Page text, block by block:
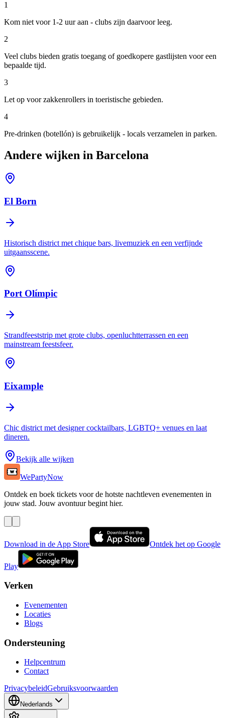
1
Kom niet voor 1-2 uur aan - clubs zijn daarvoor leeg.
2
Veel clubs bieden gratis toegang of goedkopere gastlijsten voor een
bepaalde tijd.
3
Let op voor zakkenrollers in toeristische gebieden.
4
Pre-drinken (botellón) is gebruikelijk - locals verzamelen in parken.
Andere wijken in Barcelona
El Born
Historisch district met chique bars, livemuziek en een verfijnde
uitgaansscene.
Port Olímpic
Strandfeeststrip met grote clubs, openluchtterrassen en een
mainstream feestsfeer.
Eixample
Chic district met designer cocktailbars, LGBTQ+ venues en laat
dineren.
Bekijk alle wijken
WePartyNow
Ontdek en boek tickets voor de hotste nachtleven evenementen in
jouw stad. Jouw avontuur begint hier.
Download in de App Store Ontdek het op Google
Play
Verken
Evenementen
Locaties
Blogs
Ondersteuning
Helpcentrum
Contact
PrivacybeleidGebruiksvoorwaarden
Nederlands